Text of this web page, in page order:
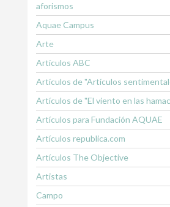
aforismos
Aquae Campus
Arte
Artículos ABC
Artículos de "Artículos
Artículos de "El viento en las
Artículos para Fundación AQUAE
Artículos republica.com
Artículos The Objective
Artistas
Campo